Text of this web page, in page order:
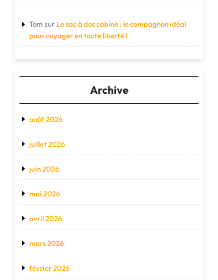
Tom sur Le sac à dos cabine : le compagnon idéal
pour voyager en toute liberté !
Archive
août 2026
juillet 2026
juin 2026
mai 2026
avril 2026
mars 2026
février 2026